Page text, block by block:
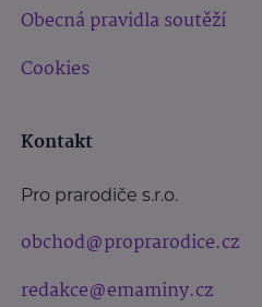
Obecná pravidla soutěží
Cookies
Kontakt
Pro prarodiče s.r.o.
obchod@proprarodice.cz
redakce@emaminy.cz